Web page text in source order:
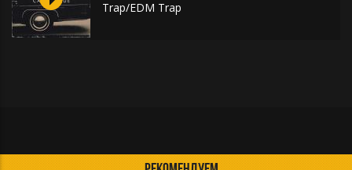
Trap/EDM Trap